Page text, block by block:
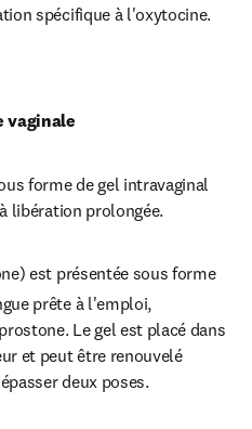
spécifique à l'oxytocine.
vaginale
forme de gel intravaginal
libération prolongée.
est présentée sous forme
prête à l'emploi,
Le gel est placé dans
et peut être renouvelé
deux poses.